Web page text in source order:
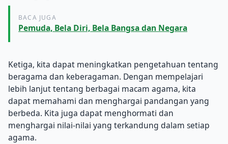
BACA JUGA
Pemuda, Bela Diri, Bela Bangsa dan Negara
Ketiga, kita dapat meningkatkan pengetahuan tentang
beragama dan keberagaman. Dengan mempelajari
lebih lanjut tentang berbagai macam agama, kita
dapat memahami dan menghargai pandangan yang
berbeda. Kita juga dapat menghormati dan
menghargai nilai-nilai yang terkandung dalam setiap
agama.